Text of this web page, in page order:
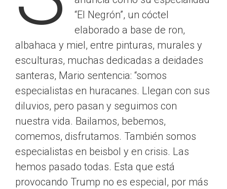
“El Negrón”, un cóctel
elaborado a base de ron,
albahaca y miel, entre pinturas, murales y
esculturas, muchas dedicadas a deidades
santeras, Mario sentencia: “somos
especialistas en huracanes. Llegan con sus
diluvios, pero pasan y seguimos con
nuestra vida. Bailamos, bebemos,
comemos, disfrutamos. También somos
especialistas en beisbol y en crisis. Las
hemos pasado todas. Esta que está
provocando Trump no es especial, por más